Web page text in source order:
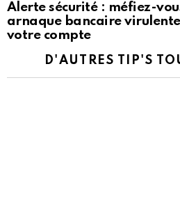
Alerte sécurité : méfiez-
arnaque bancaire
votre compte
D'AUTRES TIP'S